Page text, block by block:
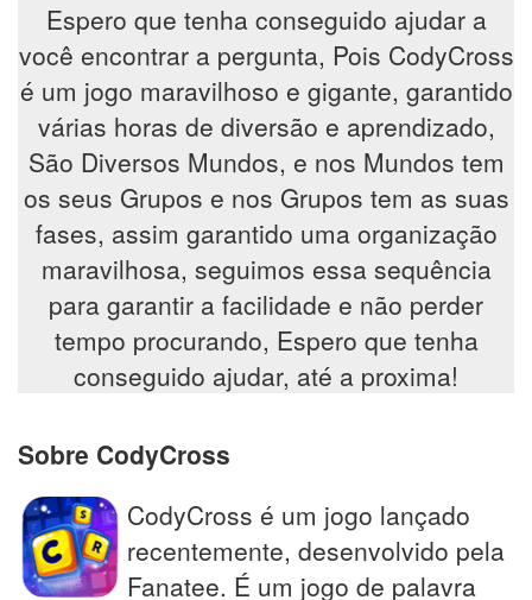
Espero que tenha conseguido ajudar a
você encontrar a pergunta, Pois CodyCross
é um jogo maravilhoso e gigante, garantido
várias horas de diversão e aprendizado,
São Diversos Mundos, e nos Mundos tem
os seus Grupos e nos Grupos tem as suas
fases, assim garantido uma organização
maravilhosa, seguimos essa sequência
para garantir a facilidade e não perder
tempo procurando, Espero que tenha
conseguido ajudar, até a proxima!
Sobre CodyCross
CodyCross é um jogo lançado
recentemente, desenvolvido pela
Fanatee. É um jogo de palavra